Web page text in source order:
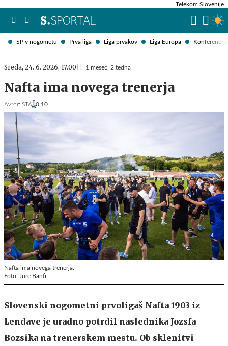
SP v nogometu Prva liga Liga prvakov Liga Europa
Telekom Slovenije
Sreda, 24. 6. 2026, 17.00 1 mesec, 2 tedna
Nafta ima novega trenerja
Avtor: STA 0,10
Nafta ima novega trenerja.
Foto: Jure Banfi
Slovenski nogometni prvoligaš Nafta 1903 iz
Lendave je uradno potrdil naslednika Jozsfa
Bozsika na trenerskem mestu. Ob sklenitvi